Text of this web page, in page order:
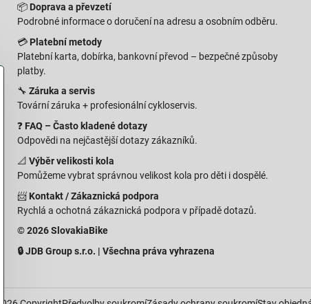
📦 Doprava a převzetí
Podrobné informace o doručení na adresu a osobním odběru.
💳 Platební metody
Platební karta, dobírka, bankovní převod – bezpečné způsoby
platby.
🔧 Záruka a servis
Tovární záruka + profesionální cykloservis.
❓ FAQ – Často kladené dotazy
Odpovědi na nejčastější dotazy zákazníků.
📐 Výběr velikosti kola
Pomůžeme vybrat správnou velikost kola pro děti i dospělé.
📨 Kontakt / Zákaznická podpora
Rychlá a ochotná zákaznická podpora v případě dotazů.
© 2026 SlovakiaBike
🔒 JDB Group s.r.o. | Všechna práva vyhrazena